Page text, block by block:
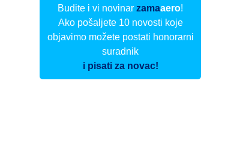
Budite i vi novinarzamaaero!
Ako pošaljete 10 novosti koje
objavimo možete postati honorarni
suradnik
i pisati za novac!